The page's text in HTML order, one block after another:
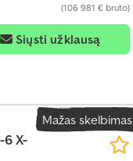
(106 981 € bruto)
Siųsti užklausą
Mažas skelbimas
6 X-